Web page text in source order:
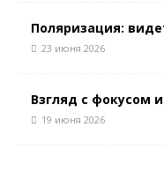
Поляризация:
23 июня 2026
Взгляд с фокусом
19 июня 2026